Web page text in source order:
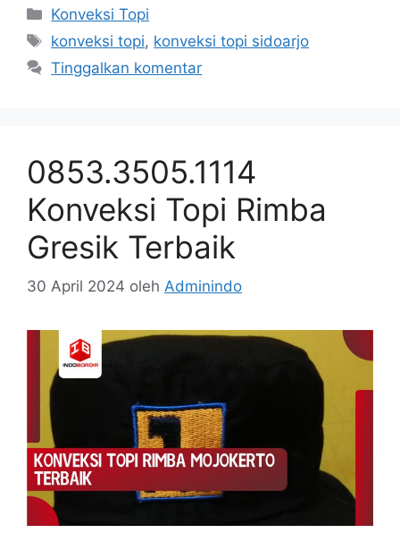
Kategori
Konveksi Topi
Tag
konveksi topi, konveksi topi sidoarjo
Tinggalkan komentar
0853.3505.1114
Konveksi Topi Rimba
Gresik Terbaik
30 April 2024 oleh Adminindo